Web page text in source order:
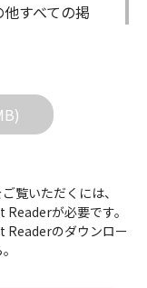
すべての掲
説明書は、
ことは可能
なく、以下
は、複製、賃
公衆送信可能
覧いただくには、
が必要です。
Readerのダウンロー